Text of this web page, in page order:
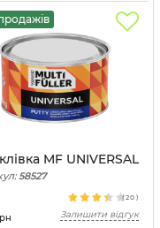
MF UNIVERSAL
58527
(20 )
Залишити відгук